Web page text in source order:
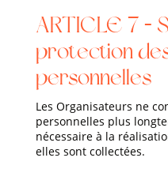
ARTICLE 7 –
protection
personnelles
Les Organisateurs ne
personnelles plus
nécessaire à la
elles sont collectées.